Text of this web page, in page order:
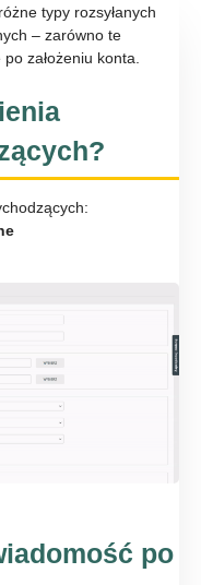
typy rozsyłanych
– zarówno te
założeniu konta.
po